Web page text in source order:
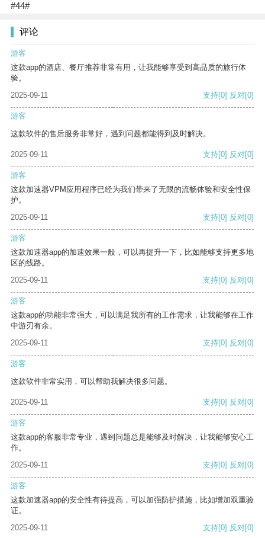
#44#
评论
游客
这款app的酒店、餐厅推荐非常有用，让我能够享受到高品质的旅行体
验。
2025-09-11
支持[0] 反对[0]
游客
这款软件的售后服务非常好，遇到问题都能得到及时解决。
2025-09-11 支持[0] 反对[0]
游客
这款加速器VPM应用程序已经为我们带来了无限的流畅体验和安全性保
护。
2025-09-11
支持[0] 反对[0]
游客
这款加速器app的加速效果一般，可以再提升一下，比如能够支持更多地
区的线路。
2025-09-11
支持[0] 反对[0]
游客
这款app的功能非常强大，可以满足我所有的工作需求，让我能够在工作
中游刃有余。
2025-09-11
支持[0] 反对[0]
游客
这款软件非常实用，可以帮助我解决很多问题。
2025-09-11 支持[0] 反对[0]
游客
这款app的客服非常专业，遇到问题总是能够及时解决，让我能够安心工
作。
2025-09-11
支持[0] 反对[0]
游客
这款加速器app的安全性有待提高，可以加强防护措施，比如增加双重验
证。
2025-09-11
支持[0] 反对[0]